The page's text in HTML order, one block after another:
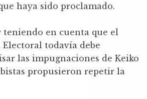
haya sido proclamado.
teniendo en cuenta que el
Electoral todavía debe
las impugnaciones de Keiko
propusieron repetir la